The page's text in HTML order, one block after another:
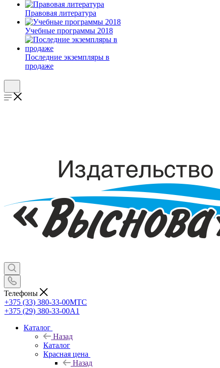
Правовая литература
Учебные программы 2018
Последние экземпляры в
продаже
Телефоны
+375 (33) 380-33-00МТС
+375 (29) 380-33-00А1
Каталог
Назад
Каталог
Красная цена
Назад